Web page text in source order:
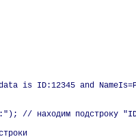
is ID:12345 and
// находим подстроку